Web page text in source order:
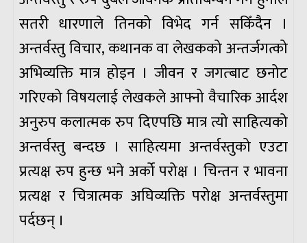
सतरी धारणाले तिनको विभेद गर्न सकिँदैन ।
अन्तर्वस्तु विचार, कथानक वा लेखकको अन्तर्जगत्को
अभिव्यक्ति मात्र होइन । जीवन र जगत्बाट छनोट
गरिएको विषयलाई लेखकले आफ्नो वैचारिक आर्दश
अनुरुप कलात्मक रुप दिएपछि मात्र त्यो साहित्यको
अन्तर्वस्तु बन्दछ । साहित्यमा अन्तर्वस्तुको एउटा
प्रत्यक्ष रुप हुन्छ भने अर्को परोक्ष । चिन्तन र भावना
प्रत्यक्ष र चित्रात्मक अघिव्यक्ति परोक्ष अन्तर्वस्तुमा
पर्दछन् ।